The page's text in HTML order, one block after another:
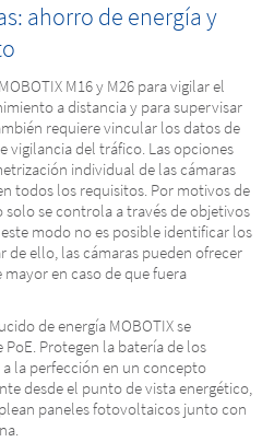
ahorro de energía y
M16 y M26 para vigilar el
a distancia y para supervisar
requiere vincular los datos de
vigilancia del tráfico. Las opciones
individual de las cámaras
todos los requisitos. Por motivos de
se controla a través de objetivos
modo no es posible identificar los
de ello, las cámaras pueden ofrecer
en caso de que fuera
de energía MOBOTIX se
Protegen la batería de los
la perfección en un concepto
desde el punto de vista energético,
paneles fotovoltaicos junto con